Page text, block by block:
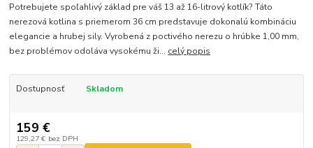
Potrebujete spoľahlivý základ pre váš 13 až 16-litrový kotlík? Táto
nerezová kotlina s priemerom 36 cm predstavuje dokonalú kombináciu
elegancie a hrubej sily. Vyrobená z poctivého nerezu o hrúbke 1,00 mm,
bez problémov odoláva vysokému ži... celý popis
Dostupnosť Skladom
159 €
129,27 € bez DPH